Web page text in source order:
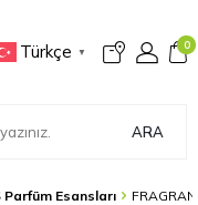
Türkçe ▼
0
ARA
Parfüm Esansları